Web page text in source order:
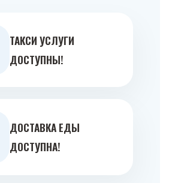
ТАКСИ УСЛУГИ
ДОСТУПНЫ!
ДОСТАВКА ЕДЫ
ДОСТУПНА!